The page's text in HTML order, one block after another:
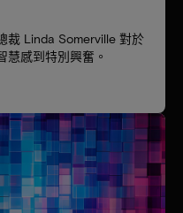
裁 Linda Somerville 對於
慧感到特別興奮。